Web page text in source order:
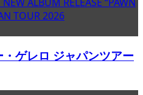
ゲレロ ジャパンツアー